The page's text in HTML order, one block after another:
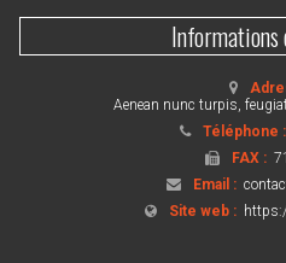
Informations
Aenean nunc turpis,
Téléphone :
FAX :
Email :
Site web :